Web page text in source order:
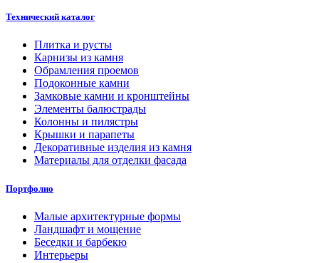
Технический каталог
Плитка и русты
Карнизы из камня
Обрамления проемов
Подоконные камни
Замковые камни и кронштейны
Элементы балюстрады
Колонны и пилястры
Крышки и парапеты
Декоративные изделия из камня
Материалы для отделки фасада
Портфолио
Малые архитектурные формы
Ландшафт и мощение
Беседки и барбекю
Интерьеры